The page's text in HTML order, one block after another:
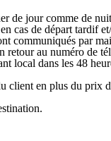
de jour comme de
cas de départ tardif
communiqués par
retour au numéro de
local dans les 48
client en plus du prix